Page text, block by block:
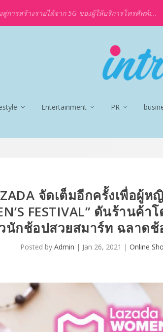
สู่การสร้างรายได้จาก 5G ของผู้ให้บริการโทรศัพท์เ...
Entertainment PR
จัดเต็มอีกครั้งเพื่อผู้
FESTIVAL” ดันร้านค้
นักช้อปสวยสมาร์ท ฉลาด
Posted byAdmin | Jan 26, 2021 |Online